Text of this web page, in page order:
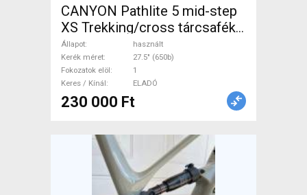
CANYON Pathlite 5 mid-step
XS Trekking/cross tárcsafék
használt ELADÓ
Állapot
használt
Kerék méret
27.5" (650b)
Fokozatok elöl
1
Keres / Kínál
ELADÓ
230 000 Ft